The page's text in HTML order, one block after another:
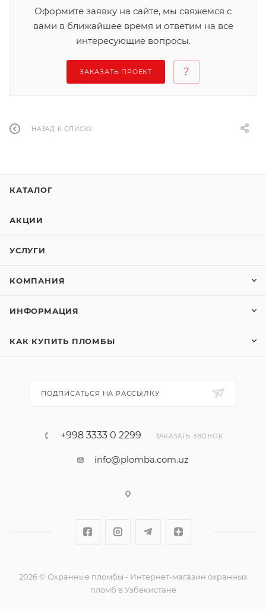
Оформите заявку на сайте, мы свяжемся с
вами в ближайшее время и ответим на все
интересующие вопросы.
ЗАКАЗАТЬ ПРОЕКТ
НАЗАД К СПИСКУ
КАТАЛОГ
АКЦИИ
УСЛУГИ
КОМПАНИЯ
ИНФОРМАЦИЯ
КАК КУПИТЬ ПЛОМБЫ
ПОДПИСАТЬСЯ НА РАССЫЛКУ
+998 3333 0 2299 ЗАКАЗАТЬ ЗВОНОК
info@plomba.com.uz
2026 © Охранные пломбы - Интернет-магазин охранных
пломб в Узбекистане